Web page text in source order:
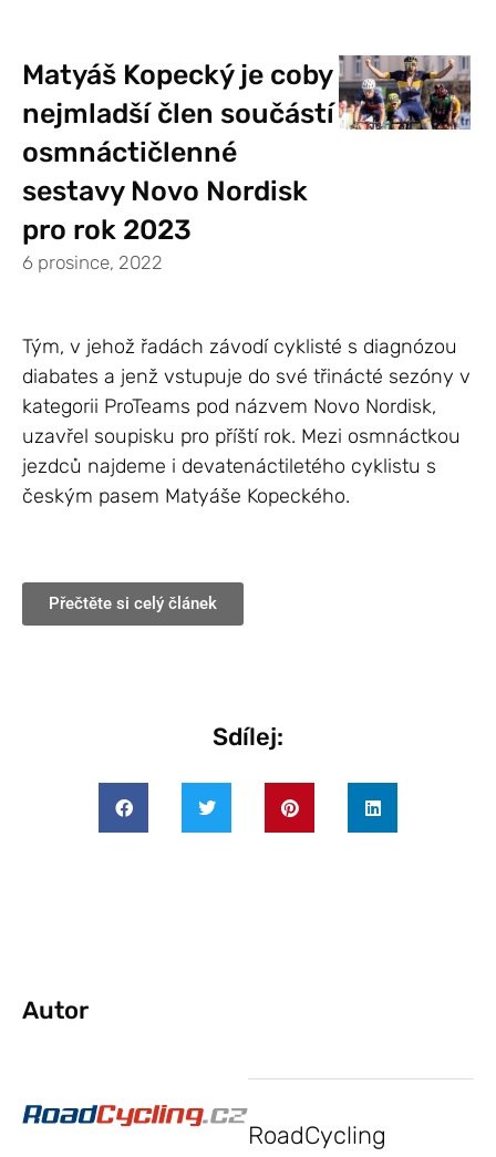
Matyáš Kopecký je coby
nejmladší člen součástí
osmnáctičlenné
sestavy Novo Nordisk
pro rok 2023
6 prosince, 2022
Tým, v jehož řadách závodí cyklisté s diagnózou
diabates a jenž vstupuje do své třinácté sezóny v
kategorii ProTeams pod názvem Novo Nordisk,
uzavřel soupisku pro příští rok. Mezi osmnáctkou
jezdců najdeme i devatenáctiletého cyklistu s
českým pasem Matyáše Kopeckého.
Přečtěte si celý článek
Sdílej:
Autor
RoadCycling